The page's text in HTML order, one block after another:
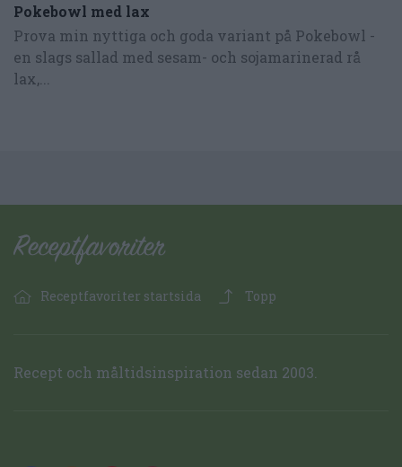
Pokebowl med lax
Prova min nyttiga och goda variant på Pokebowl -
en slags sallad med sesam- och sojamarinerad rå
lax,...
Receptfavoriter startsida Topp
Recept och måltidsinspiration sedan 2003.